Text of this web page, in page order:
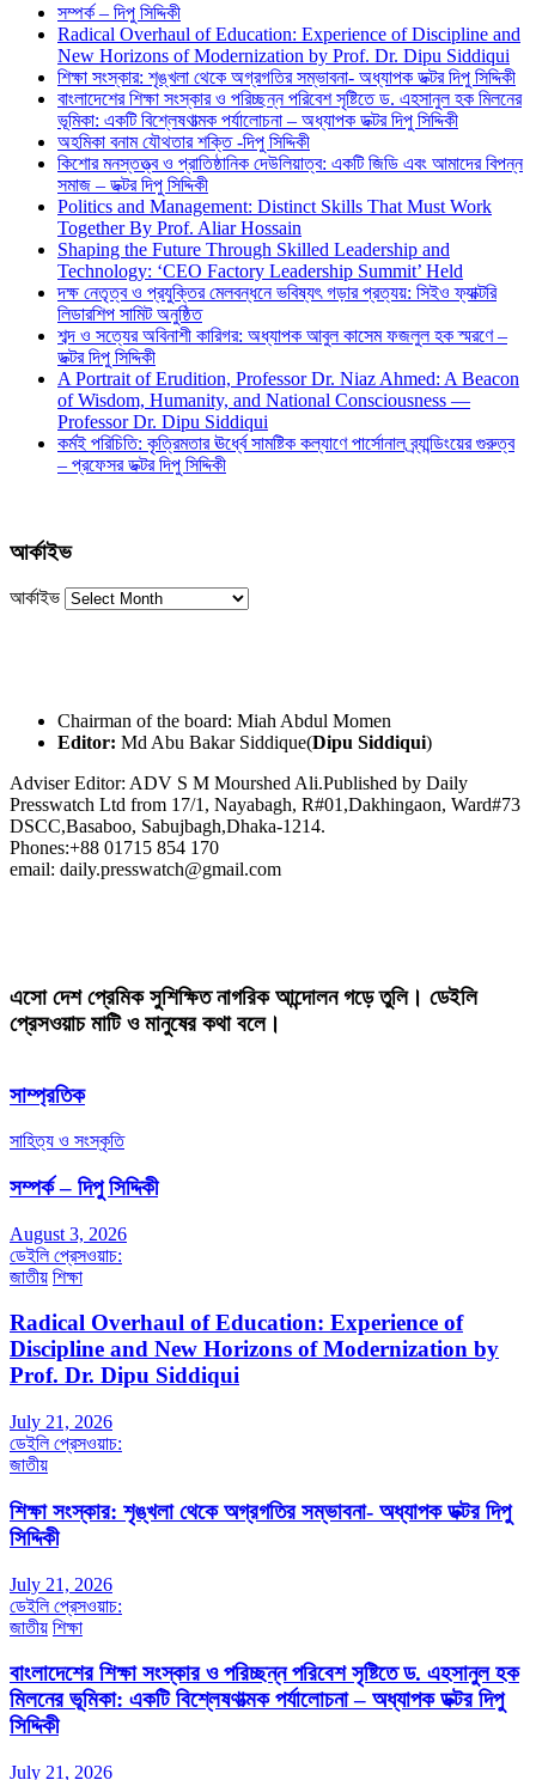
সম্পর্ক – দিপু সিদ্দিকী
Radical Overhaul of Education: Experience of Discipline and
New Horizons of Modernization by Prof. Dr. Dipu Siddiqui
শিক্ষা সংস্কার: শৃঙ্খলা থেকে অগ্রগতির সম্ভাবনা- অধ্যাপক ডক্টর দিপু সিদ্দিকী
বাংলাদেশের শিক্ষা সংস্কার ও পরিচ্ছন্ন পরিবেশ সৃষ্টিতে ড. এহসানুল হক মিলনের
ভূমিকা: একটি বিশ্লেষণাত্মক পর্যালোচনা – অধ্যাপক ডক্টর দিপু সিদ্দিকী
অহমিকা বনাম যৌথতার শক্তি -দিপু সিদ্দিকী
কিশোর মনস্তত্ত্ব ও প্রাতিষ্ঠানিক দেউলিয়াত্ব: একটি জিডি এবং আমাদের বিপন্ন
সমাজ – ডক্টর দিপু সিদ্দিকী
Politics and Management: Distinct Skills That Must Work
Together By Prof. Aliar Hossain
Shaping the Future Through Skilled Leadership and
Technology: ‘CEO Factory Leadership Summit’ Held
দক্ষ নেতৃত্ব ও প্রযুক্তির মেলবন্ধনে ভবিষ্যৎ গড়ার প্রত্যয়: সিইও ফ্যাক্টরি
লিডারশিপ সামিট অনুষ্ঠিত
শব্দ ও সত্যের অবিনাশী কারিগর: অধ্যাপক আবুল কাসেম ফজলুল হক স্মরণে –
ডক্টর দিপু সিদ্দিকী
A Portrait of Erudition, Professor Dr. Niaz Ahmed: A Beacon
of Wisdom, Humanity, and National Consciousness —
Professor Dr. Dipu Siddiqui
কর্মই পরিচিতি: কৃত্রিমতার ঊর্ধ্বে সামষ্টিক কল্যাণে পার্সোনাল ব্র্যান্ডিংয়ের গুরুত্ব
– প্রফেসর ডক্টর দিপু সিদ্দিকী
আর্কাইভ
আর্কাইভ
Chairman of the board: Miah Abdul Momen
Editor: Md Abu Bakar Siddique(Dipu Siddiqui)
Adviser Editor: ADV S M Mourshed Ali.Published by Daily
Presswatch Ltd from 17/1, Nayabagh, R#01,Dakhingaon, Ward#73
DSCC,Basaboo, Sabujbagh,Dhaka-1214.
Phones:+88 01715 854 170
email: daily.presswatch@gmail.com
এসো দেশ প্রেমিক সুশিক্ষিত নাগরিক আন্দোলন গড়ে তুলি। ডেইলি
প্রেসওয়াচ মাটি ও মানুষের কথা বলে।
সাম্প্রতিক
সাহিত্য ও সংস্কৃতি
সম্পর্ক – দিপু সিদ্দিকী
August 3, 2026
ডেইলি প্রেসওয়াচ:
জাতীয় শিক্ষা
Radical Overhaul of Education: Experience of
Discipline and New Horizons of Modernization by
Prof. Dr. Dipu Siddiqui
July 21, 2026
ডেইলি প্রেসওয়াচ:
জাতীয়
শিক্ষা সংস্কার: শৃঙ্খলা থেকে অগ্রগতির সম্ভাবনা- অধ্যাপক ডক্টর দিপু
সিদ্দিকী
July 21, 2026
ডেইলি প্রেসওয়াচ:
জাতীয় শিক্ষা
বাংলাদেশের শিক্ষা সংস্কার ও পরিচ্ছন্ন পরিবেশ সৃষ্টিতে ড. এহসানুল হক
মিলনের ভূমিকা: একটি বিশ্লেষণাত্মক পর্যালোচনা – অধ্যাপক ডক্টর দিপু
সিদ্দিকী
July 21, 2026